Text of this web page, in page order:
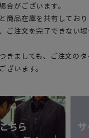
合がございます。
商品在庫を共有してお
ご注文を完了できない
きましても、ご注文の
ざいます。